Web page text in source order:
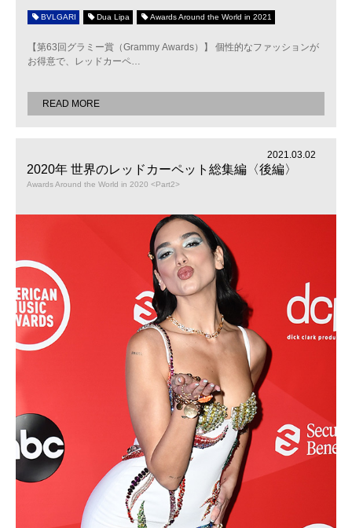
BVLGARI Dua Lipa Awards Around the World in 2021
【第63回グラミー賞（Grammy Awards）】 個性的なファッションが
お得意で、レッドカーペ…
READ MORE
2020年 世界のレッドカーペット総集編〈後編〉
Awards Around the World in 2020 <Part2>
2021.03.02